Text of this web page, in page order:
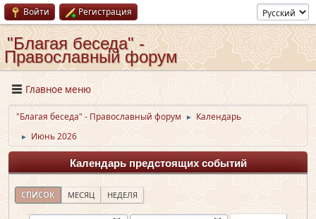
Войти Регистрация
"Благая беседа" -
Православный форум
Главное меню
"Благая беседа" - Православный форум ► Календарь
► Июнь 2026
Календарь предстоящих событий
СПИСОК МЕСЯЦ НЕДЕЛЯ